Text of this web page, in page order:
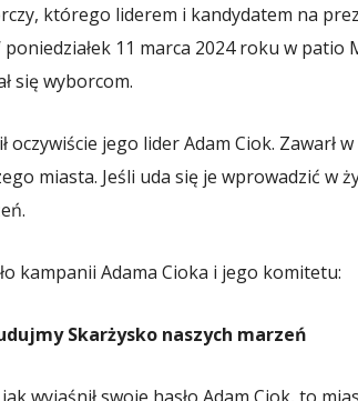
którego liderem i kandydatem na
poniedziałek 11 marca 2024 roku w patio
się wyborcom.
jego lider Adam Ciok. Zawarł
miasta. Jeśli uda się je wprowadzić w
kampanii Adama Cioka i jego komitetu:
Skarżysko naszych marzeń